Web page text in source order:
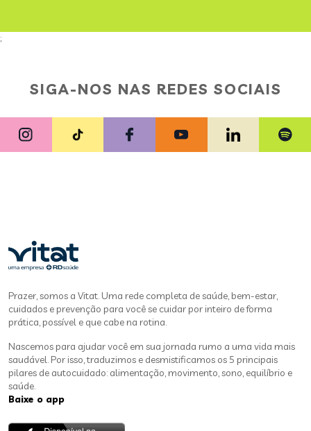
;
SIGA-NOS NAS REDES SOCIAIS
Prazer, somos a Vitat. Uma rede completa de saúde, bem-estar,
cuidados e prevenção para você se cuidar por inteiro de forma
prática, possível e que cabe na rotina.
Nascemos para ajudar você em sua jornada rumo a uma vida mais
saudável. Por isso, traduzimos e desmistificamos os 5 principais
pilares de autocuidado: alimentação, movimento, sono, equilíbrio e
saúde.
Baixe o app